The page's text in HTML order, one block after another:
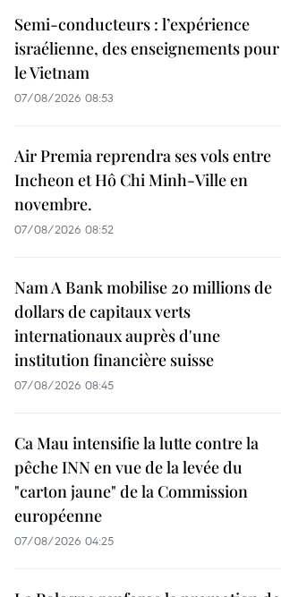
Semi-conducteurs : l’expérience
israélienne, des enseignements pour
le Vietnam
07/08/2026 08:53
Air Premia reprendra ses vols entre
Incheon et Hô Chi Minh-Ville en
novembre.
07/08/2026 08:52
Nam A Bank mobilise 20 millions de
dollars de capitaux verts
internationaux auprès d'une
institution financière suisse
07/08/2026 08:45
Ca Mau intensifie la lutte contre la
pêche INN en vue de la levée du
"carton jaune" de la Commission
européenne
07/08/2026 04:25